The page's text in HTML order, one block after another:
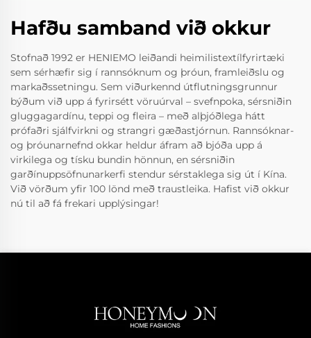
Hafðu samband við okkur
Stofnað 1992 er HENIEMO leiðandi heimilistextílfyrirtæki
sem sérhæfir sig í rannsóknum og þróun, framleiðslu og
markaðssetningu. Sem viðurkennd útflutningsgrunnur
býðum við upp á fyrirsétt vöruúrval – svefnpoka, sérsniðin
gluggagardínu, teppi og fleira – með alþjóðlega hátt
prófaðri sjálfvirkni og strangri gæðastjórnun. Rannsóknar-
og þróunarnefnd okkar heldur áfram að bjóða upp á
virkilega og tísku bundin hönnun, en sérsniðin
garðínuppsöfnunarkerfi stendur sérstaklega sig út í Kína.
Við vörðum yfir 100 lönd með traustleika. Hafist við okkur
nú til að fá frekari upplýsingar!